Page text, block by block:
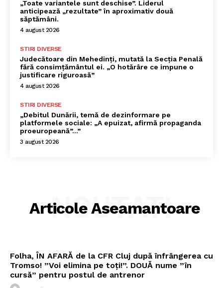
„Toate variantele sunt deschise”. Liderul
anticipează „rezultate” în aproximativ două
săptămâni.
4 august 2026
STIRI DIVERSE
Judecătoare din Mehedinți, mutată la Secția Penală
fără consimțământul ei. „O hotărâre ce impune o
justificare riguroasă”
4 august 2026
STIRI DIVERSE
„Debitul Dunării, temă de dezinformare pe
platformele sociale: „A epuizat, afirmă propaganda
proeuropeană”…”
3 august 2026
Articole Aseamantoare
NOUTATI
Folha, ÎN AFARĂ de la CFR Cluj după înfrângerea cu
Tromso! ”Voi elimina pe toți!”. DOUĂ nume ”în
cursă” pentru postul de antrenor